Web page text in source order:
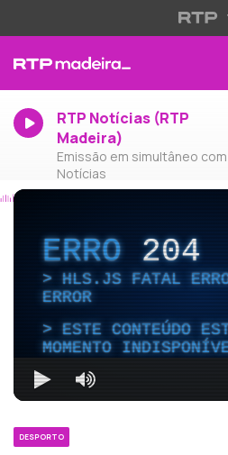
RTP Notícias (RTP
Madeira)
Emissão em simultâneo com
Notícias
ERRO204
HLS.JS FATAL
ERROR
ESTE CONTEÚDO
MOMENTO
DESPORTO